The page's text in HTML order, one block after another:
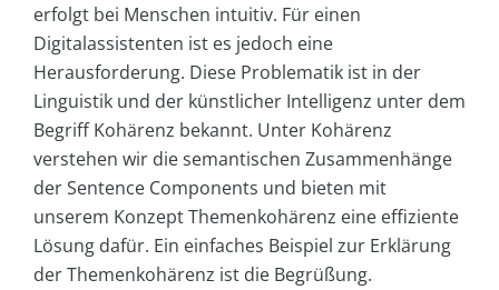
erfolgt bei Menschen intuitiv. Für einen
Digitalassistenten ist es jedoch eine
Herausforderung. Diese Problematik ist in der
Linguistik und der künstlicher Intelligenz unter dem
Begriff Kohärenz bekannt. Unter Kohärenz
verstehen wir die semantischen Zusammenhänge
der Sentence Components und bieten mit
unserem Konzept Themenkohärenz eine effiziente
Lösung dafür. Ein einfaches Beispiel zur Erklärung
der Themenkohärenz ist die Begrüßung.